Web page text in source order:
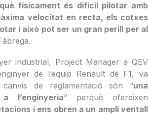
físicament és difícil pilotar amb
velocitat en recta, els cotxes
i això pot ser un gran perill per al
industrial, Project Manager a QEV
de l’equip Renault de F1, va
de reglamentació són “una
l’enginyeria” perquè ofereixen
i ens obren a un ampli ventall